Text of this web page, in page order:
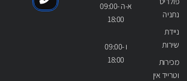
נתניה
ניידת
שירות
מכירות
וטרייד אין
א-ה 09:00-
18:00
ו 09:00-
18:00